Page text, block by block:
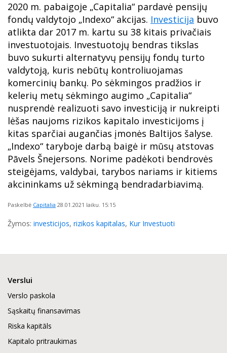
2020 m. pabaigoje „Capitalia“ pardavė pensijų
fondų valdytojo „Indexo“ akcijas. Investicija buvo
atlikta dar 2017 m. kartu su 38 kitais privačiais
investuotojais. Investuotojų bendras tikslas
buvo sukurti alternatyvų pensijų fondų turto
valdytoją, kuris nebūtų kontroliuojamas
komercinių bankų. Po sėkmingos pradžios ir
kelerių metų sėkmingo augimo „Capitalia“
nusprendė realizuoti savo investiciją ir nukreipti
lėšas naujoms rizikos kapitalo investicijoms į
kitas sparčiai augančias įmonės Baltijos šalyse.
„Indexo“ taryboje darbą baigė ir mūsų atstovas
Pāvels Šnejersons. Norime padėkoti bendrovės
steigėjams, valdybai, tarybos nariams ir kitiems
akcininkams už sėkmingą bendradarbiavimą.
Paskelbė Capitalia 28.01.2021 laiku. 15:15
Žymos: investicijos, rizikos kapitalas, Kur Investuoti
Verslui
Verslo paskola
Sąskaitų finansavimas
Riska kapitāls
Kapitalo pritraukimas